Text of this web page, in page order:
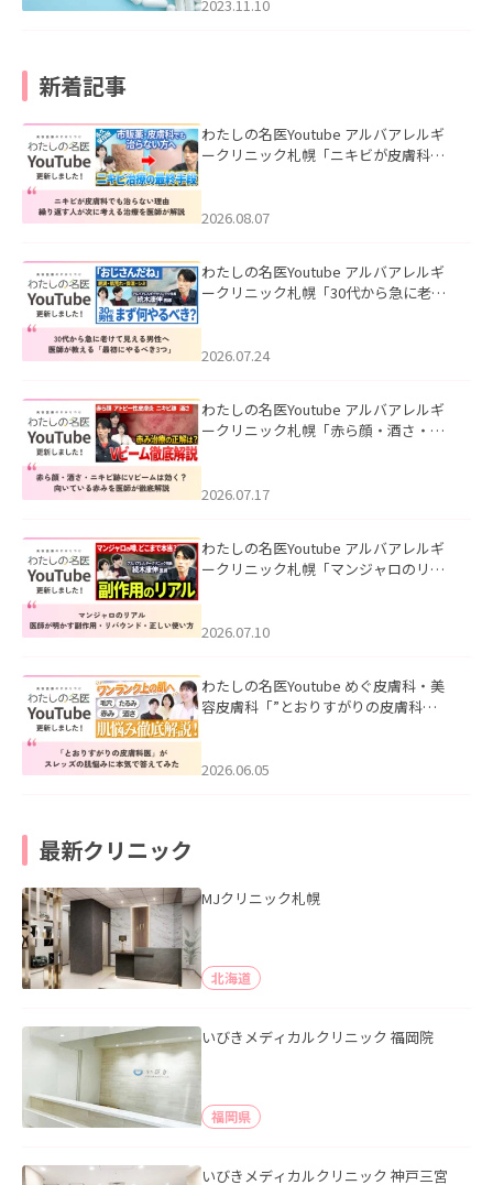
2023.11.10
新着記事
わたしの名医Youtube アルバアレルギ
ークリニック札幌「ニキビが皮膚科で
ました。
2026.08.07
わたしの名医Youtube アルバアレルギ
ークリニック札幌「30代から急に老け
た。
2026.07.24
わたしの名医Youtube アルバアレルギ
ークリニック札幌「赤ら顔・酒さ・ニ
した。
2026.07.17
わたしの名医Youtube アルバアレルギ
ークリニック札幌「マンジャロのリア
た。
2026.07.10
わたしの名医Youtube めぐ皮膚科・美
容皮膚科「”とおりすがりの皮膚科
2026.06.05
最新クリニック
MJクリニック札幌
北海道
いびきメディカルクリニック 福岡院
福岡県
いびきメディカルクリニック 神戸三宮